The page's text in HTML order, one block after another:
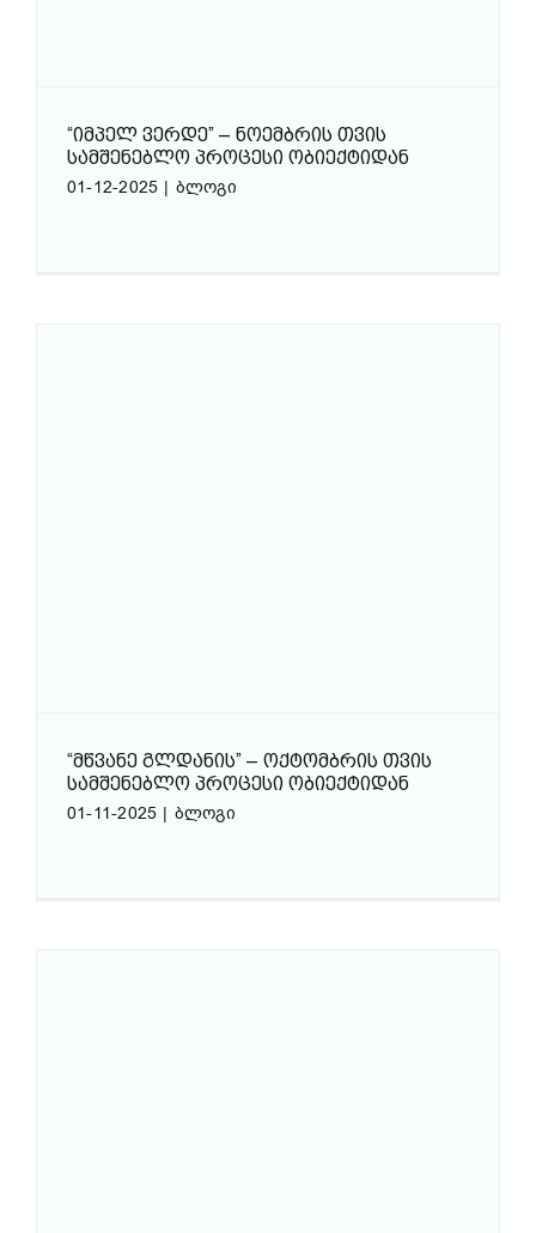
“ᲘᲛᲞᲔᲚ ᲕᲔᲠᲓᲔ” – ᲜᲝᲔᲛᲑᲠᲘᲡ ᲗᲕᲘᲡ
ᲡᲐᲛᲨᲔᲜᲔᲑᲚᲝ ᲞᲠᲝᲪᲔᲡᲘ ᲝᲑᲘᲔᲥᲢᲘᲓᲐᲜ
01-12-2025 | ბლოგი
“ᲛᲬᲕᲐᲜᲔ ᲒᲚᲓᲐᲜᲘᲡ” – ᲝᲥᲢᲝᲛᲑᲠᲘᲡ ᲗᲕᲘᲡ
ᲡᲐᲛᲨᲔᲜᲔᲑᲚᲝ ᲞᲠᲝᲪᲔᲡᲘ ᲝᲑᲘᲔᲥᲢᲘᲓᲐᲜ
01-11-2025 | ბლოგი